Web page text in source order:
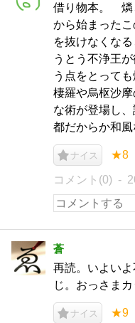
借り物本。 燐
から始まった
を抜けなくな
うとう不浄王
う点をとって
棲羅や烏枢沙
な術が登場し
都だからか和風
ナイス ★8
コメント(0)
蒼
再読。いよい
じ。おっさま
ナイス ★9